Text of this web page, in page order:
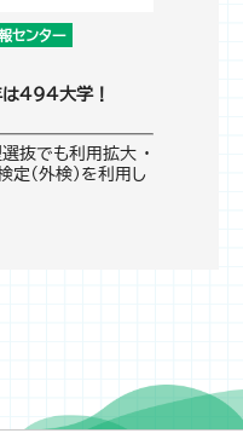
センター
494大学！
抜でも利用拡大 ・
（外検）を利用し